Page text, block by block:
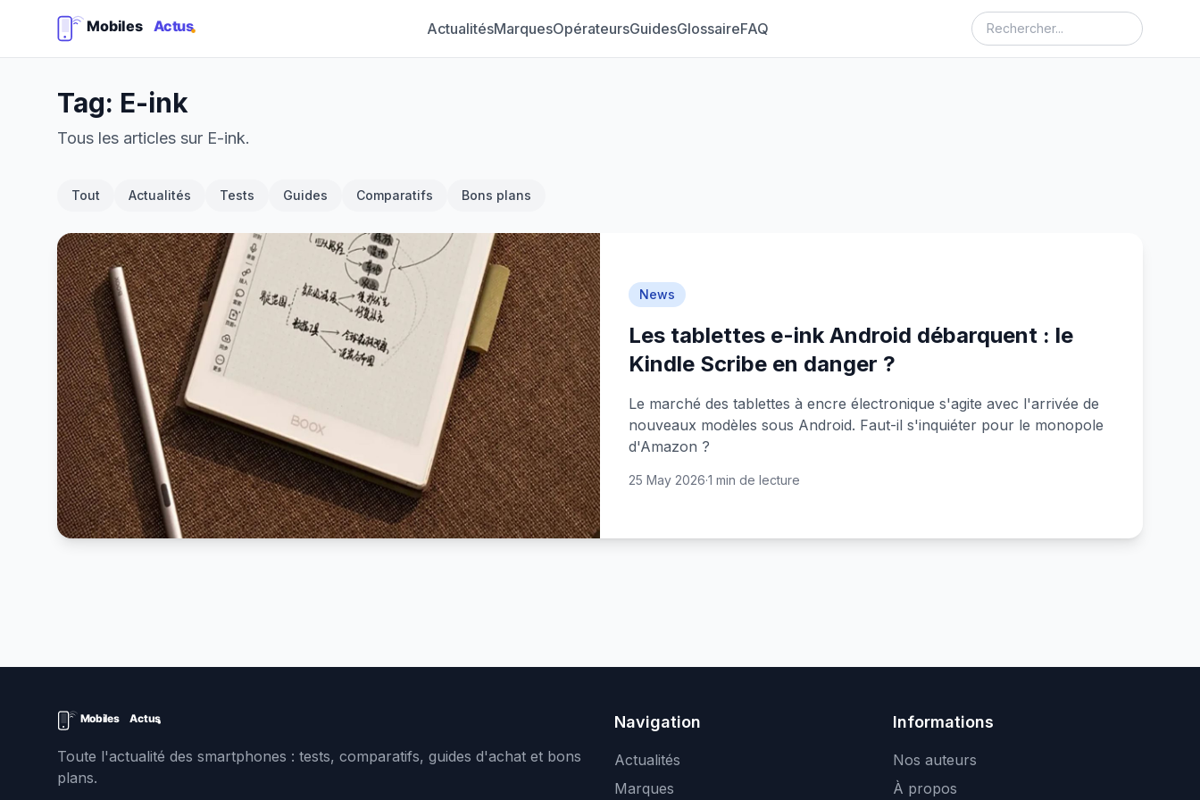
ActualitésMarquesOpérateursGuidesGlossaireFAQ
Tag: E-ink
Tous les articles sur E-ink.
Tout Actualités Tests Guides Comparatifs Bons plans
News
Les tablettes e-ink Android débarquent : le
Kindle Scribe en danger ?
Le marché des tablettes à encre électronique s'agite avec l'arrivée de
nouveaux modèles sous Android. Faut-il s'inquiéter pour le monopole
d'Amazon ?
25 May 2026·1 min de lecture
Toute l'actualité des smartphones : tests, comparatifs, guides d'achat et bons
plans.
Navigation
Actualités
Marques
Informations
Nos auteurs
À propos